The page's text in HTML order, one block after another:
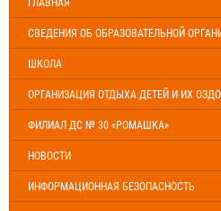
ГЛАВНАЯ
СВЕДЕНИЯ ОБ ОБРАЗОВАТЕЛЬНОЙ
ШКОЛА
ОРГАНИЗАЦИЯ ОТДЫХА ДЕТЕЙ И ИХ
ФИЛИАЛ ДС № 30 «РОМАШКА»
НОВОСТИ
ИНФОРМАЦИОННАЯ БЕЗОПАСНОСТЬ